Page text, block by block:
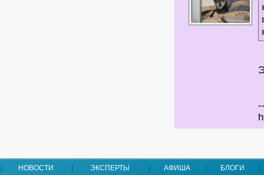
НОВОСТИ ЭКСПЕРТЫ АФИША БЛОГИ